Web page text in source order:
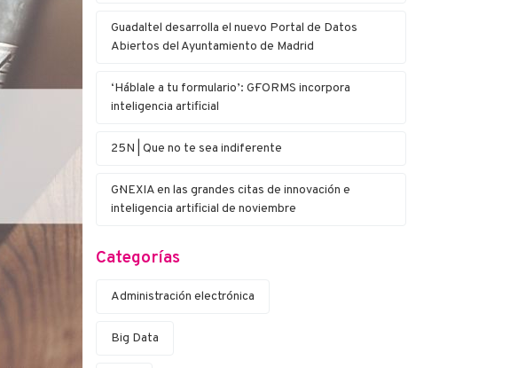
Guadaltel desarrolla el nuevo Portal de Datos
Abiertos del Ayuntamiento de Madrid
‘Háblale a tu formulario’: G·FORMS incorpora
inteligencia artificial
25N | Que no te sea indiferente
G·NEXIA en las grandes citas de innovación e
inteligencia artificial de noviembre
Categorías
Administración electrónica
Big Data